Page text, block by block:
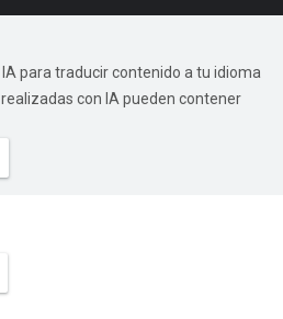
para traducir contenido a tu idioma
con IA pueden contener